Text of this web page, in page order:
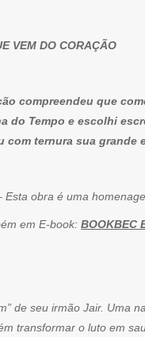
VEM DO CORAÇÃO
compreendeu que
do Tempo e escolhi
com ternura sua grande
homenagem à
em E-book: BOOKBEC
de seu irmão Jair.
transformar o luto em